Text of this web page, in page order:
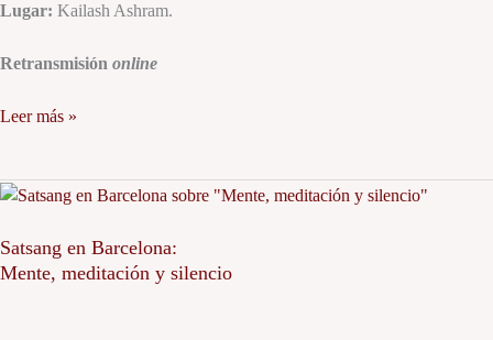
Lugar: Kailash Ashram.
Retransmisión online
Leer más »
Satsang en Barcelona:
Mente, meditación y silencio
Satsang
Barcelona:
Mente,